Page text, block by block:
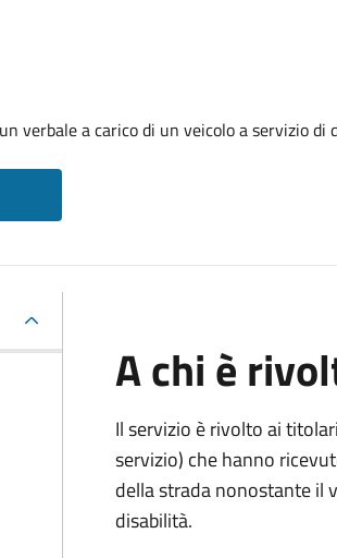
verbale a carico di un veicolo a servizio di
A chi è
Il servizio è rivolto ai
servizio) che hanno
della strada nonostante il
disabilità.